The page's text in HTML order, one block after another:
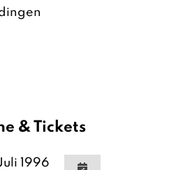
& Tickets
1996